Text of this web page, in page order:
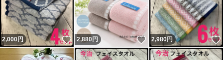
2,000円 いいね！
2,880 円 いいね！
2,980円